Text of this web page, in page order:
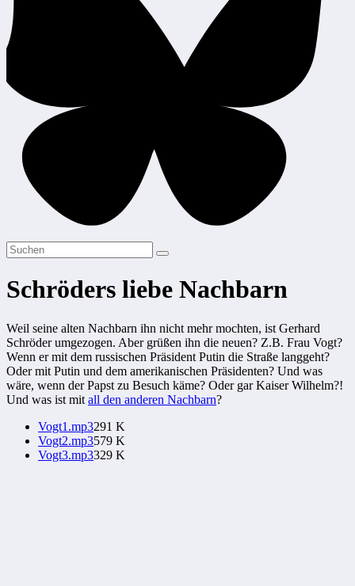
Schröders liebe Nachbarn
Weil seine alten Nachbarn ihn nicht mehr mochten, ist Gerhard
Schröder umgezogen. Aber grüßen ihn die neuen? Z.B. Frau Vogt?
Wenn er mit dem russischen Präsident Putin die Straße langgeht?
Oder mit Putin und dem amerikanischen Präsidenten? Und was
wäre, wenn der Papst zu Besuch käme? Oder gar Kaiser Wilhelm?!
Und was ist mit all den anderen Nachbarn?
Vogt1.mp3291 K
Vogt2.mp3579 K
Vogt3.mp3329 K